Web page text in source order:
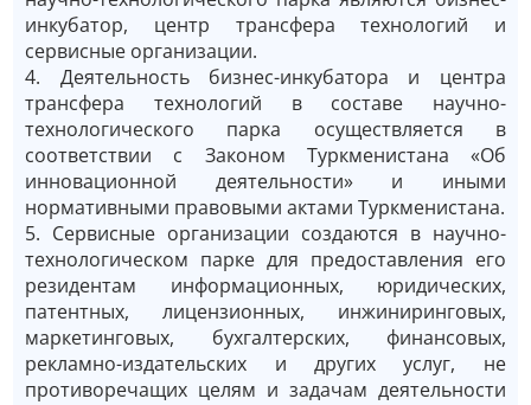
инкубатор, центр трансфера технологий и
сервисные организации.
4. Деятельность бизнес-инкубатора и центра
трансфера технологий в составе научно-
технологического парка осуществляется в
соответствии с Законом Туркменистана «Об
инновационной деятельности» и иными
нормативными правовыми актами Туркменистана.
5. Сервисные организации создаются в научно-
технологическом парке для предоставления его
резидентам информационных, юридических,
патентных, лицензионных, инжиниринговых,
маркетинговых, бухгалтерских, финансовых,
рекламно-издательских и других услуг, не
противоречащих целям и задачам деятельности